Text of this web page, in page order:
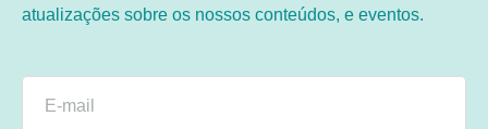
atualizações sobre os nossos conteúdos, e eventos.